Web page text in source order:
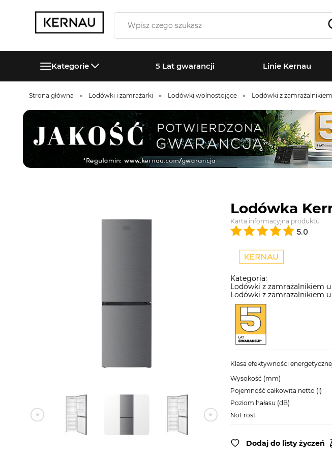
Kategorie 5 Lat gwarancji Linie Kernau
Strona główna Lodówki i zamrażarki Lodówki wolnostojące Lodówki z
Lodówka
Karta informacyjna produktu
5.0
Kategoria:
Lodówki z zamrażalnikiem u
Lodówki z zamrażalnikiem u
Klasa efektywności
Wysokość (mm)
Pojemność całkowita netto (l)
Poziom hałasu (dB)
NoFrost
Dodaj do listy życzeń